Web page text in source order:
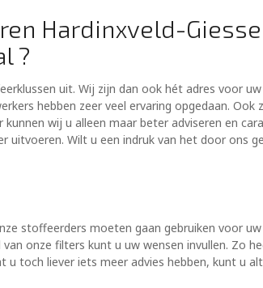
Hardinxveld-
?
uit. Wij zijn dan ook hét adres voor uw
hebben zeer veel ervaring opgedaan. Ook
wij u alleen maar beter adviseren en
uitvoeren. Wilt u een indruk van het door ons
stoffeerders moeten gaan gebruiken voor uw
onze filters kunt u uw wensen invullen. Zo
u toch liever iets meer advies hebben, kunt u